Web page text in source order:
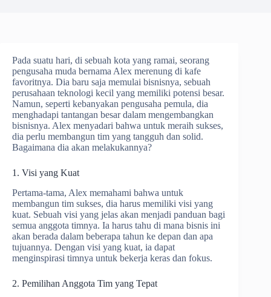
Pada suatu hari, di sebuah kota yang ramai, seorang
pengusaha muda bernama Alex merenung di kafe
favoritnya. Dia baru saja memulai bisnisnya, sebuah
perusahaan teknologi kecil yang memiliki potensi besar.
Namun, seperti kebanyakan pengusaha pemula, dia
menghadapi tantangan besar dalam mengembangkan
bisnisnya. Alex menyadari bahwa untuk meraih sukses,
dia perlu membangun tim yang tangguh dan solid.
Bagaimana dia akan melakukannya?
1. Visi yang Kuat
Pertama-tama, Alex memahami bahwa untuk
membangun tim sukses, dia harus memiliki visi yang
kuat. Sebuah visi yang jelas akan menjadi panduan bagi
semua anggota timnya. Ia harus tahu di mana bisnis ini
akan berada dalam beberapa tahun ke depan dan apa
tujuannya. Dengan visi yang kuat, ia dapat
menginspirasi timnya untuk bekerja keras dan fokus.
2. Pemilihan Anggota Tim yang Tepat